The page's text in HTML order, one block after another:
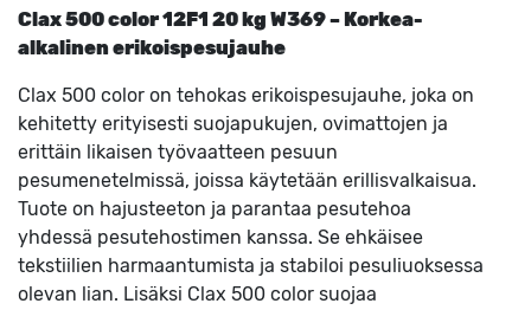
Clax 500 color 12F1 20 kg W369 – Korkea-
alkalinen erikoispesujauhe
Clax 500 color on tehokas erikoispesujauhe, joka on
kehitetty erityisesti suojapukujen, ovimattojen ja
erittäin likaisen työvaatteen pesuun
pesumenetelmissä, joissa käytetään erillisvalkaisua.
Tuote on hajusteeton ja parantaa pesutehoa
yhdessä pesutehostimen kanssa. Se ehkäisee
tekstiilien harmaantumista ja stabiloi pesuliuoksessa
olevan lian. Lisäksi Clax 500 color suojaa